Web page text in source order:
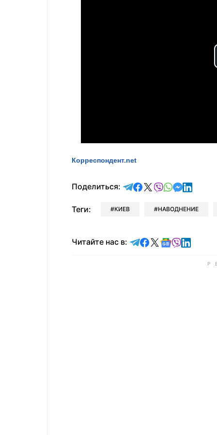
Корреспондент.net
Поделиться: отправить в Telegram
поделиться в
поделиться в X
отправить в
отправить
Теги: КИЕВ НАВОДНЕНИЕ
Читайте нас в: Читайте в Telegram
Читайте в
Читайте в X
Читайте в
Читайте